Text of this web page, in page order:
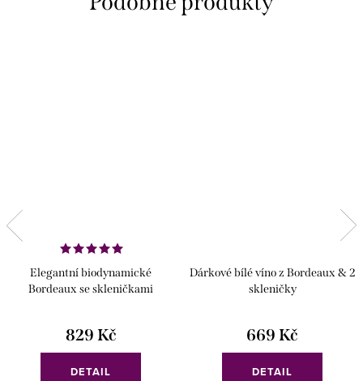
Elegantní biodynamické
Bordeaux se skleničkami
829 Kč
DETAIL
Dárkové bílé víno z Bordeaux & 2
skleničky
669 Kč
DETAIL